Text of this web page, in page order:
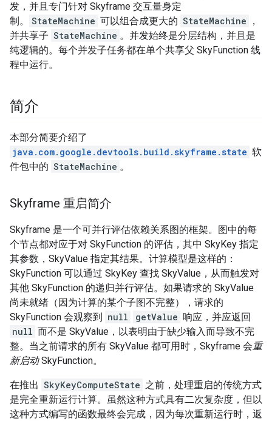
发，并且专门针对 Skyframe 交互量身定
制。
StateMachine 可以组合成更大的 StateMachine
，
并共享子 StateMachine 。并发始终是分层结构，并且是
纯逻辑的。每个并发子任务都在单个共享父 SkyFunction 线
程中运行。
简介
本部分简要介绍了
java.com.google.devtools.build.skyframe.state 软
件包中的 StateMachine 。
Skyframe 重启简介
Skyframe 是一个可并行评估依赖关系图的框架。图中的每
个节点都对应于对 SkyFunction 的评估，其中 SkyKey 指定
其参数，SkyValue 指定其结果。计算模型是这样的：
SkyFunction 可以通过 SkyKey 查找 SkyValue，从而触发对
其他 SkyFunction 的递归并行评估。如果请求的 SkyValue
尚未就绪（因为计算的某个子图不完整），请求的
SkyFunction 会观察到
null getValue 响应，并应返回
null 而不是 SkyValue，以表明由于缺少输入而导致不完
整。当之前请求的所有 SkyValue 都可用时，Skyframe 会重
新启动SkyFunction。
在推出 SkyKeyComputeState 之前，处理重启的传统方式
是完全重新运行计算。虽然这种方式具有二次复杂度，但以
这种方式编写的函数最终会完成，因为每次重新运行时，返